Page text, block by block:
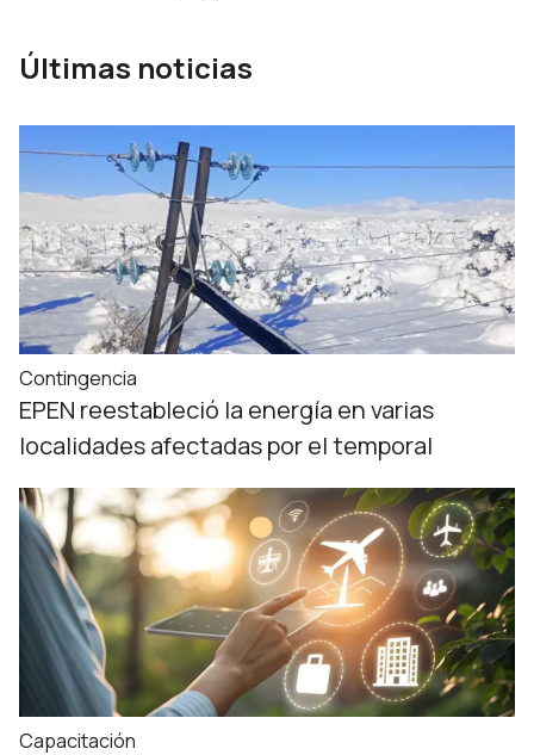
Últimas noticias
Contingencia
EPEN reestableció la energía en varias
localidades afectadas por el temporal
Capacitación